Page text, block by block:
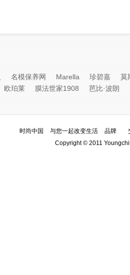
名模保养网 Marella 珍碧嘉
莫
欧珀莱 膜法世家1908 芭比·波朗
时尚中国 与您一起改变生活 品牌
Copyright © 2011